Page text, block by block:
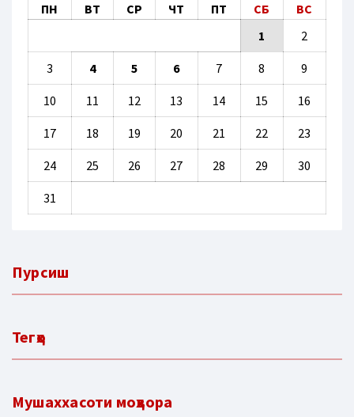
ПН
ВТ СР ЧТ ПТ СБ
ВС
1
2
3 4 5 6 7 8 9
10 11 12 13 14 15 16
17 18 19 20 21 22 23
24 25 26 27 28 29 30
31
Пурсиш
Тегҳо
Мушаххасоти моҳвора